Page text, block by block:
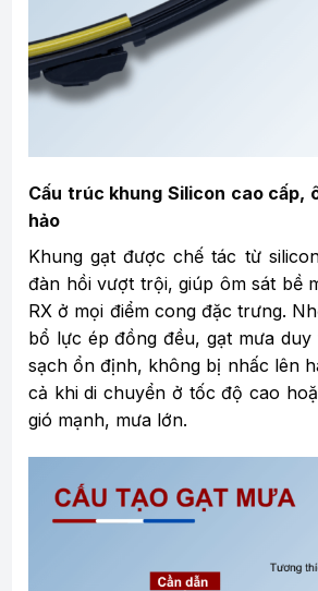
Cấu trúc khung Silicon cao cấp,
hảo
Khung gạt được chế tác từ
đàn hồi vượt trội, giúp ôm sát bề
RX ở mọi điểm cong đặc trưng.
bổ lực ép đồng đều, gạt mưa
sạch ổn định, không bị nhấc lên
cả khi di chuyển ở tốc độ cao
gió mạnh, mưa lớn.